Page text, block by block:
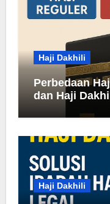
Haji Dakhili
Perbedaan
dan Haji
Haji Dakhili